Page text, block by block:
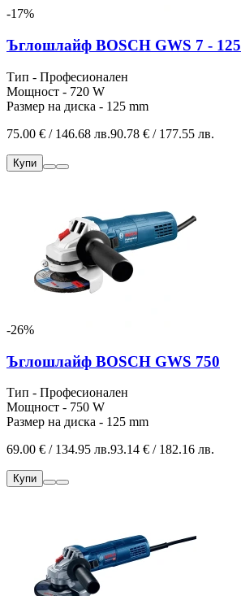
-17%
Ъглошлайф BOSCH GWS 7 - 125
Тип - Професионален
Мощност - 720 W
Размер на диска - 125 mm
75.00 € / 146.68 лв.90.78 € / 177.55 лв.
Купи
-26%
Ъглошлайф BOSCH GWS 750
Тип - Професионален
Мощност - 750 W
Размер на диска - 125 mm
69.00 € / 134.95 лв.93.14 € / 182.16 лв.
Купи